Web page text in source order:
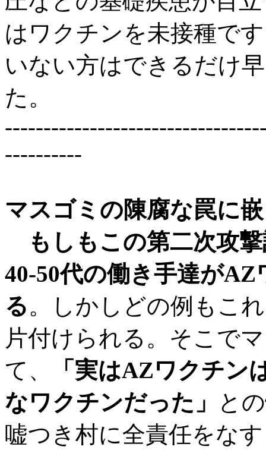
はワクチンを未接種で
いない方はできるだけ
た。
----------
マスゴミの陳腐な罠に
もしもこの第二次攻
40-50代の働き手達が
る。しかしどの例もこ
片付けられる。そこで
て、
「実はAZワクチン
なワクチンだった」
と
嘘つき村に全責任をな